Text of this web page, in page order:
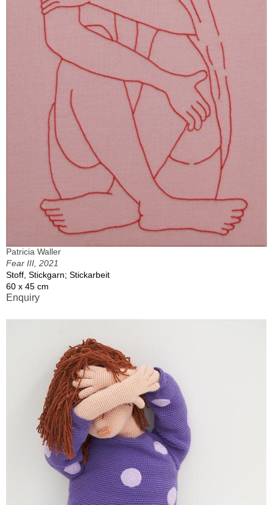
Patricia Waller
Fear III, 2021
Stoff, Stickgarn; Stickarbeit
60 x 45 cm
Enquiry